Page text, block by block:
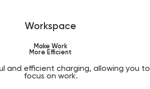
Workspace
Make Work
More Efficient
and efficient charging, allowing you to
focus on work.